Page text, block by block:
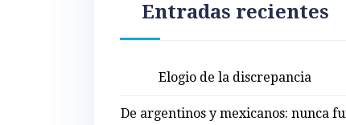
Entradas recientes
Elogio de la discrepancia
De argentinos y mexicanos: nunca